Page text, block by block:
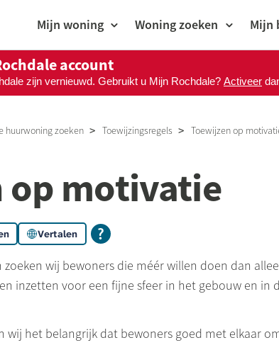
Mijn woning Woning zoeken Mijn
account
zijn vernieuwd. Gebruikt u Mijn Rochdale? Activeer
huurwoning zoeken Toewijzingsregels Toewijzen op
op motivatie
Vertalen
wij bewoners die méér willen doen dan
inzetten voor een fijne sfeer in het gebouw en in
wij het belangrijk dat bewoners goed met elkaar